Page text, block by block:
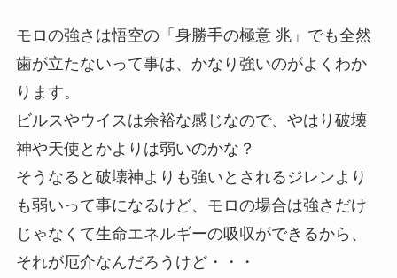
モロの強さは悟空の「身勝手の極意 兆」でも全然
歯が立たないって事は、かなり強いのがよくわか
ります。
ビルスやウイスは余裕な感じなので、やはり破壊
神や天使とかよりは弱いのかな？
そうなると破壊神よりも強いとされるジレンより
も弱いって事になるけど、モロの場合は強さだけ
じゃなくて生命エネルギーの吸収ができるから、
それが厄介なんだろうけど・・・